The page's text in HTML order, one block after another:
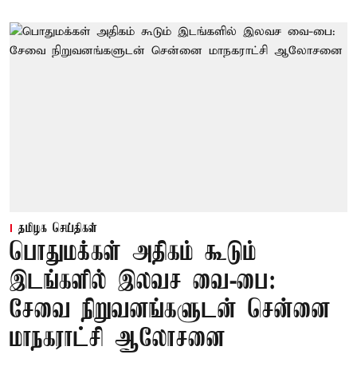
தமிழக செய்திகள்
பொதுமக்கள் அதிகம் கூடும்
இடங்களில் இலவச வை-பை:
சேவை நிறுவனங்களுடன் சென்னை
மாநகராட்சி ஆலோசனை